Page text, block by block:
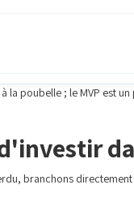
la poubelle ; le MVP est
branchons